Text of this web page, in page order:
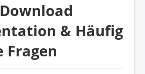
& Häufig
Fragen